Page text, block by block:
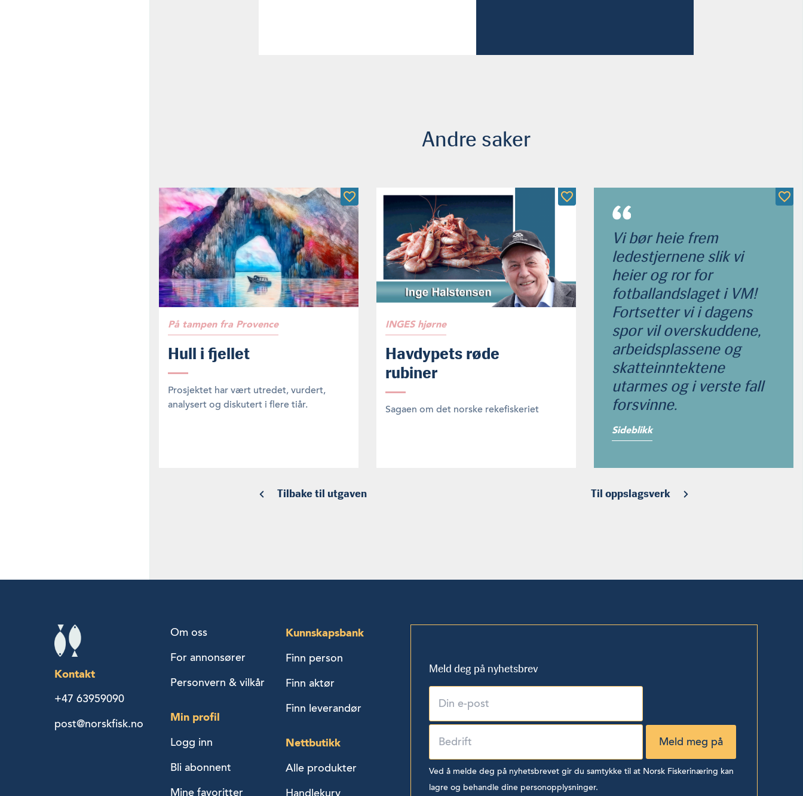
Andre saker
På tampen fra Provence
Hull i fjellet
Prosjektet har vært utredet, vurdert,
analysert og diskutert i flere tiår.
INGES hjørne
Havdypets røde
rubiner
Sagaen om det norske rekefiskeriet
Vi bør heie frem
ledestjernene slik vi
heier og ror for
fotballandslaget i VM!
Fortsetter vi i dagens
spor vil overskuddene,
arbeidsplassene og
skatteinntektene
utarmes og i verste fall
forsvinne.
Sideblikk
Tilbake til utgaven Til oppslagsverk
Kontakt
+47 63959090
post@norskfisk.no
Om oss
For annonsører
Personvern & vilkår
Min profil
Logg inn
Bli abonnent
Mine favoritter
Kunnskapsbank
Finn person
Finn aktør
Finn leverandør
Nettbutikk
Alle produkter
Handlekurv
Meld deg på nyhetsbrev
Ved å melde deg på nyhetsbrevet gir du samtykke til at Norsk Fiskerinæring kan
lagre og behandle dine personopplysninger.